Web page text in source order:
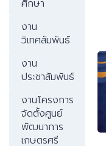
ศึกษา
งาน
วิเทศสัมพันธ์
งาน
ประชาสัมพันธ์
งานโครงการ
จัดตั้งศูนย์
พัฒนาการ
เกษตรศรี